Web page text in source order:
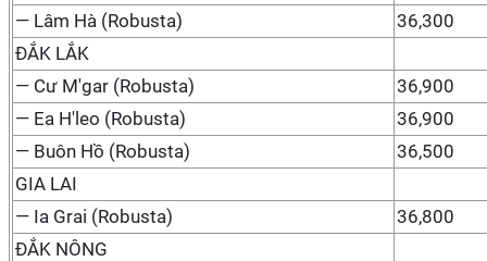
— Lâm Hà (Robusta)
36,300
ĐẮK LẮK
— Cư M'gar (Robusta)
36,900
— Ea H'leo (Robusta)
36,900
— Buôn Hồ (Robusta)
36,500
GIA LAI
— Ia Grai (Robusta)
36,800
ĐẮK NÔNG